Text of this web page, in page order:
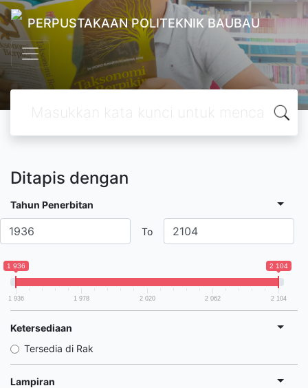
PERPUSTAKAAN POLITEKNIK BAUBAU
Ditapis dengan
Tahun Penerbitan
To
1 936 2 104
1 936 1 978 2 020 2 062 2 104
Ketersediaan
Tersedia di Rak
Lampiran